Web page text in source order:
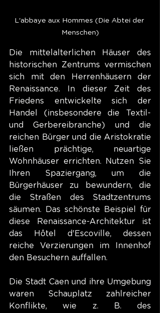
L'abbaye aux Hommes (Die Abtei der
Menschen)
Die mittelalterlichen Häuser des
historischen Zentrums vermischen
sich mit den Herrenhäusern der
Renaissance. In dieser Zeit des
Friedens entwickelte sich der
Handel (insbesondere die Textil-
und Gerbereibranche) und die
reichen Bürger und die Aristokratie
ließen prächtige, neuartige
Wohnhäuser errichten. Nutzen Sie
Ihren Spaziergang, um die
Bürgerhäuser zu bewundern, die
die Straßen des Stadtzentrums
säumen. Das schönste Beispiel für
diese Renaissance-Architektur ist
das Hôtel d'Escoville, dessen
reiche Verzierungen im Innenhof
den Besuchern auffallen.
Die Stadt Caen und ihre Umgebung
waren Schauplatz zahlreicher
Konflikte, wie z. B. des